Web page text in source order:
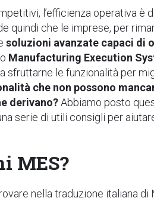
l’efficienza operativa è
quindi che le imprese, per
soluzioni avanzate capaci di
o Manufacturing Execution
sfruttarne le funzionalità per
che non possono
derivano?Abbiamo posto
serie di utili consigli per
MES?
nella traduzione italiana